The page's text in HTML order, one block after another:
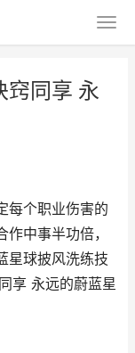
窍同享 永
每个职业伤害的
中事半功倍，
星球披风洗练技
享 永远的蔚蓝星